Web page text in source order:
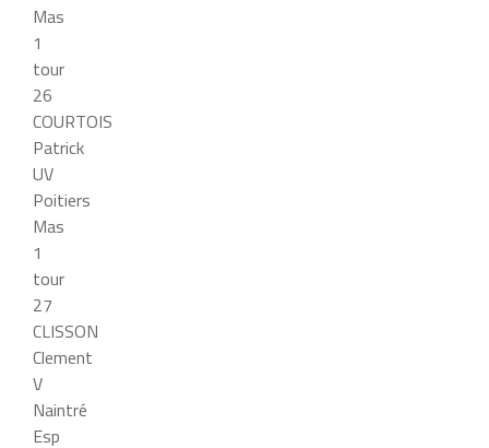
Mas
1
tour
26
COURTOIS
Patrick
UV
Poitiers
Mas
1
tour
27
CLISSON
Clement
V
Naintré
Esp